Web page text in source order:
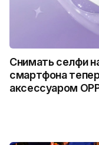
Снимать селфи
смартфона
аксессуаром